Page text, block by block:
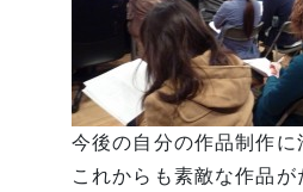
今後の自分の作品制作
これからも素敵な作品が